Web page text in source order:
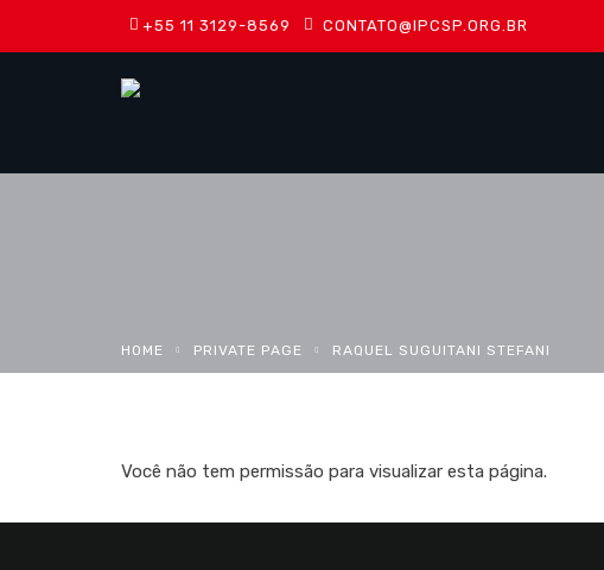
+55 11 3129-8569 CONTATO@IPCSP.ORG.BR
HOME PRIVATE PAGE RAQUEL SUGUITANI STEFANI
Você não tem permissão para visualizar esta página.